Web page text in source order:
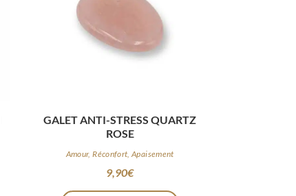
GALET ANTI-STRESS QUARTZ
ROSE
Amour, Réconfort, Apaisement
9,90€